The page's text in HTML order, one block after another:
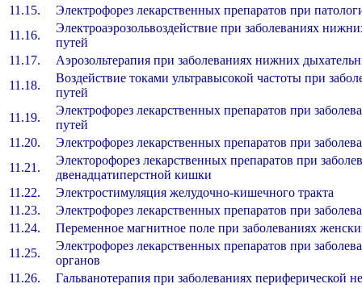
11.15.
Электрофорез лекарственных препаратов при
11.16.
Электроаэрозольвоздействие при заболеваниях
путей
11.17.
Аэрозольтерапия при заболеваниях нижних
11.18.
Воздействие токами ультравысокой частоты при
путей
11.19.
Электрофорез лекарственных препаратов при
путей
11.20.
Электрофорез лекарственных препаратов при
11.21.
Электорофорез лекарственных препаратов при
двенадцатиперстной кишки
11.22.
Электростимуляция желудочно-кишечного
11.23.
Электрофорез лекарственных препаратов при
11.24.
Переменное магнитное поле при заболеваниях
11.25.
Электрофорез лекарственных препаратов при
органов
11.26.
Гальванотерапия при заболеваниях периферической